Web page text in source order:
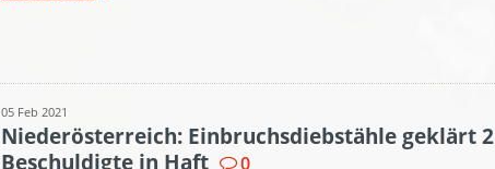
05 Feb 2021
Niederösterreich: Einbruchsdiebstähle geklärt 2
Beschuldigte in Haft
0